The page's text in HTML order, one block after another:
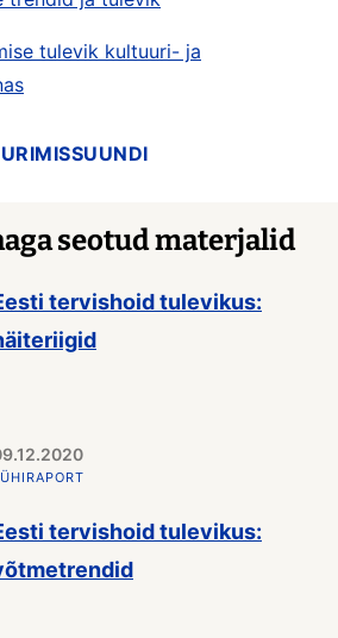
tulevik kultuuri- ja
seotud materjalid
tervishoid tulevikus:
tervishoid tulevikus: